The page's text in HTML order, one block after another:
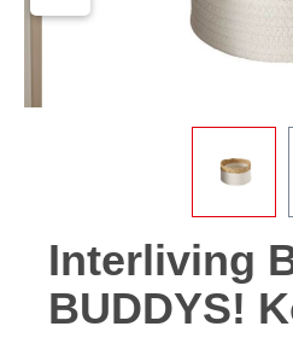
Interliving
BUDDYS!